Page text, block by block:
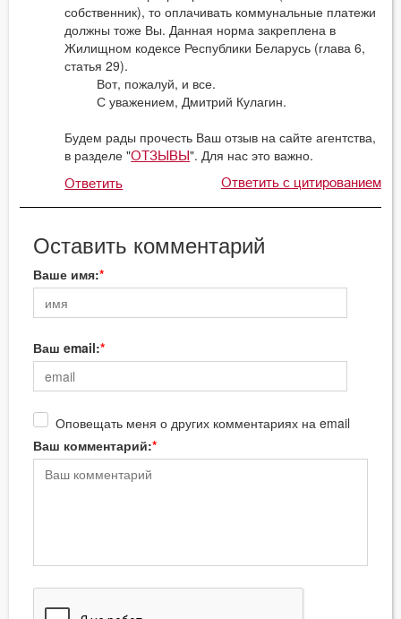
собственник), то оплачивать коммунальные платежи
должны тоже Вы. Данная норма закреплена в
Жилищном кодексе Республики Беларусь (глава 6,
статья 29).
Вот, пожалуй, и все.
С уважением, Дмитрий Кулагин.
Будем рады прочесть Ваш отзыв на сайте агентства,
в разделе "ОТЗЫВЫ". Для нас это важно.
Ответить Ответить с цитированием
Оставить комментарий
Ваше имя:
Ваш email:
Оповещать меня о других комментариях на email
Ваш комментарий: